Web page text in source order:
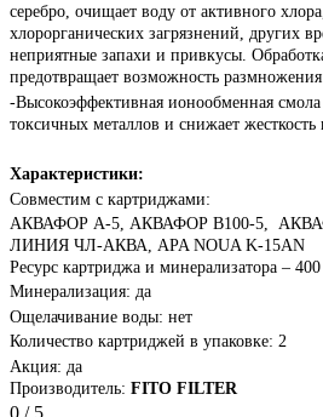
серебро, очищает воду от активного
хлорорганических загрязнений, других
неприятные запахи и привкусы.
предотвращает возможность
-Высокоэффективная ионообменная
токсичных металлов и снижает жесткость
Характеристики:
Совместим с картриджами:
АКВАФОР А-5, АКВАФОР B100-5,
ЛИНИЯ ЧЛ-АКВА, APA NOUA K-15AN
Ресурс картриджа и минерализатора –
Минерализация: да
Ощелачивание воды: нет
Количество картриджей в упаковке: 2
Акция: да
Производитель: FITO FILTER